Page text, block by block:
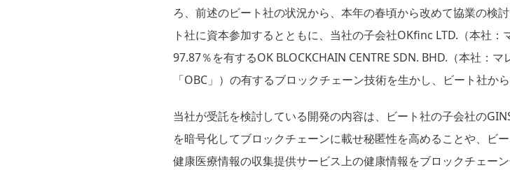
ろ、前述のビート社の状況から、本年の春頃から改めて協業の検
ト社に資本参加するとともに、当社の子会社OKfinc LTD.（本社
97.87％を有するOK BLOCKCHAIN CENTRE SDN. BHD.（本社：
「OBC」）の有するブロックチェーン技術を生かし、ビート社か
当社が受託を検討している開発の内容は、ビート社の子会社の
を暗号化してブロックチェーンに載せ秘匿性を高めることや、
健康医療情報の収集提供サービス上の健康情報をブロックチェー